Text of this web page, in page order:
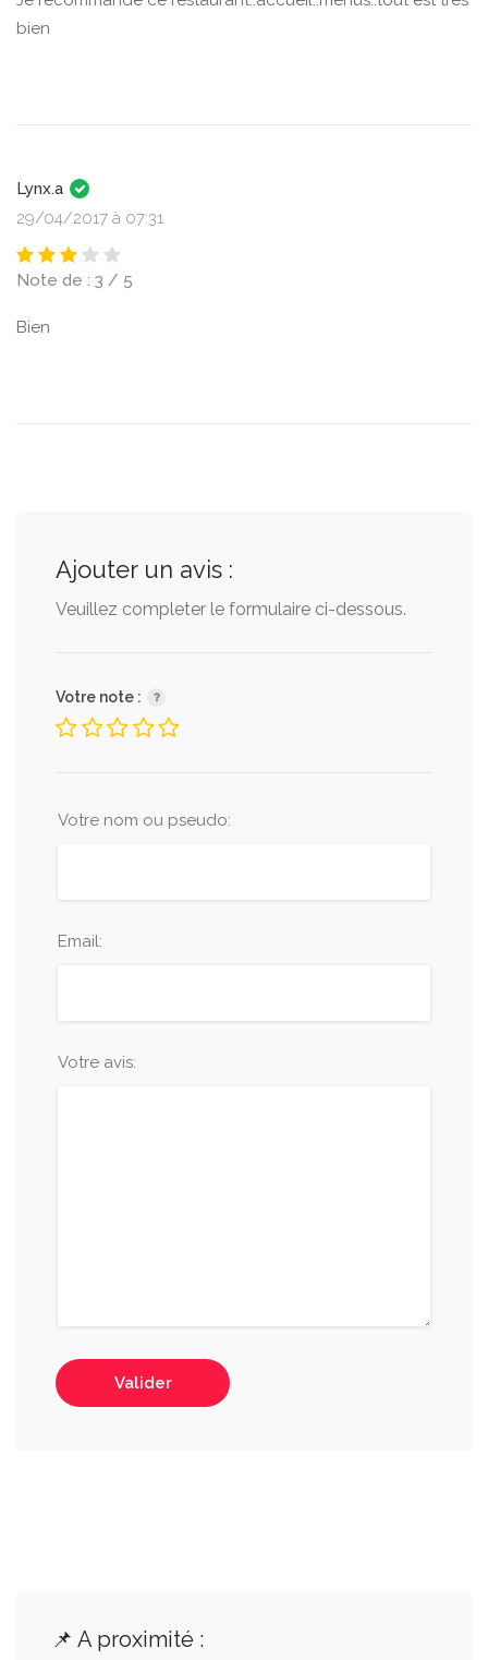
bien
Lynx.a
29/04/2017 à 07:31
Note de : 3 / 5
Bien
Ajouter un avis :
Veuillez completer le formulaire ci-dessous.
Votre note :
Votre nom ou pseudo:
Email:
Votre avis:
Valider
📌 A proximité :